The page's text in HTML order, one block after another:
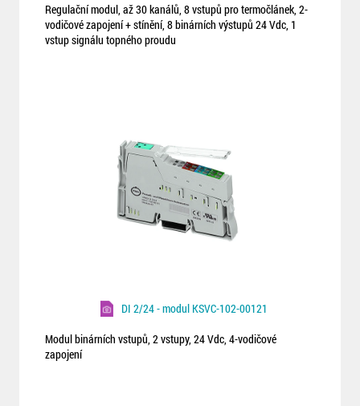
Regulační modul, až 30 kanálů, 8 vstupů pro termočlánek, 2-
vodičové zapojení + stínění, 8 binárních výstupů 24 Vdc, 1
vstup signálu topného proudu
DI 2/24 - modul KSVC-102-00121
Modul binárních vstupů, 2 vstupy, 24 Vdc, 4-vodičové
zapojení